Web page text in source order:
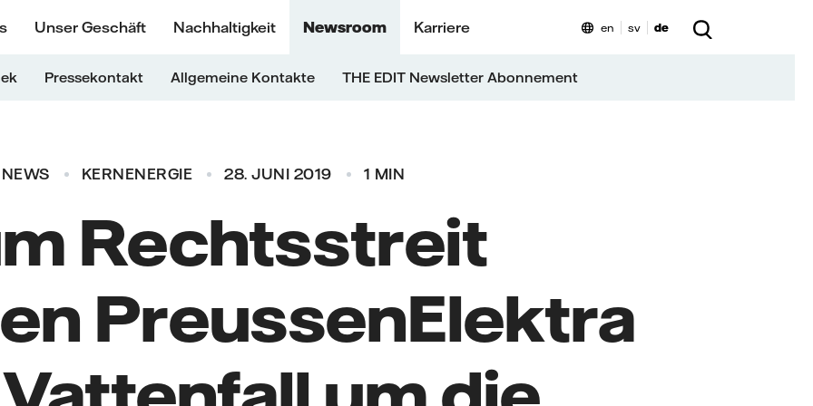
Unser Geschäft Nachhaltigkeit Newsroom Karriere
Pressekontakt Allgemeine Kontakte THE EDIT Newsletter Abonnement
en sv de
NEWS KERNENERGIE 28. JUNI 2019 1 MIN
Rechtsstreit
PreussenElektra